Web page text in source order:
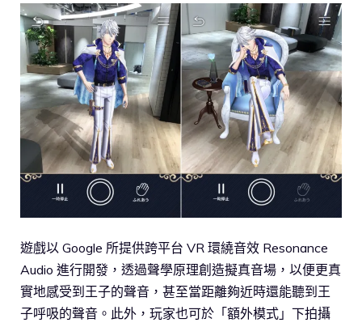
遊戲以 Google 所提供跨平台 VR 環繞音效 Resonance
Audio 進行開發，透過聲學原理創造擬真音場，以便更真
實地感受到王子的聲音，甚至當距離夠近時還能聽到王
子呼吸的聲音。此外，玩家也可於「額外模式」下拍攝